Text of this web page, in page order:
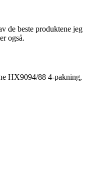
de beste produktene jeg
også.
HX9094/88 4-pakning,